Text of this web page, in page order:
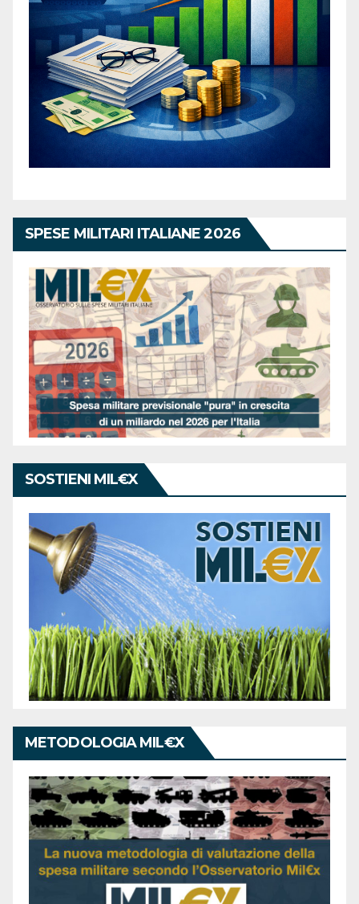
SPESE MILITARI ITALIANE 2026
SOSTIENI MIL€X
METODOLOGIA MIL€X